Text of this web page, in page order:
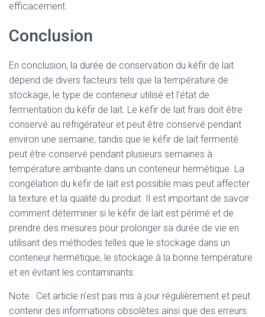
efficacement.
Conclusion
En conclusion, la durée de conservation du kéfir de lait
dépend de divers facteurs tels que la température de
stockage, le type de conteneur utilisé et l’état de
fermentation du kéfir de lait. Le kéfir de lait frais doit être
conservé au réfrigérateur et peut être conservé pendant
environ une semaine, tandis que le kéfir de lait fermenté
peut être conservé pendant plusieurs semaines à
température ambiante dans un conteneur hermétique. La
congélation du kéfir de lait est possible mais peut affecter
la texture et la qualité du produit. Il est important de savoir
comment déterminer si le kéfir de lait est périmé et de
prendre des mesures pour prolonger sa durée de vie en
utilisant des méthodes telles que le stockage dans un
conteneur hermétique, le stockage à la bonne température
et en évitant les contaminants.
Note : Cet article n'est pas mis à jour régulièrement et peut
contenir des informations obsolètes ainsi que des erreurs.